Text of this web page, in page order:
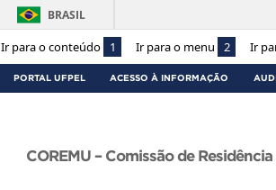
Ir para o conteúdo 1 Ir para o menu 2 Ir
BRASIL
PORTAL UFPEL ACESSO À INFORMAÇÃO
COREMU – Comissão de